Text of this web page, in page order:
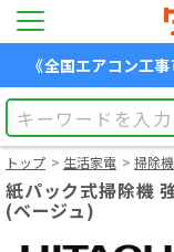
《全国エアコン工
トップ 生活家電 掃除
紙パック式掃除機
(ベージュ)